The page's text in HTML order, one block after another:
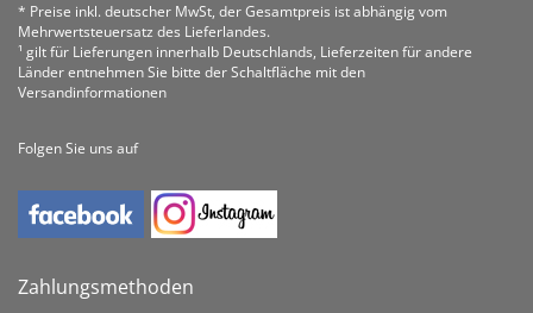
* Preise inkl. deutscher MwSt, der Gesamtpreis ist abhängig vom
Mehrwertsteuersatz des Lieferlandes.
¹ gilt für Lieferungen innerhalb Deutschlands, Lieferzeiten für andere
Länder entnehmen Sie bitte der Schaltfläche mit den
Versandinformationen
Folgen Sie uns auf
Zahlungsmethoden